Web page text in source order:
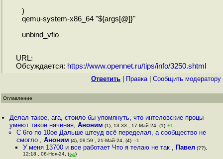
)
qemu-system-x86_64 "${args[@]}"
unbind_vfio
URL:
Обсуждается: https://www.opennet.ru/tips/info/3250.shtml
Ответить Правка| Cообщить модератору
Оглавление
Делал такое, ага, стоило бы упомянуть, что интеловские процы
умеют такое начиная,Аноним (1), 13:33 , 17-Май-24, (1) +1
С 6го по 10ое Дальше штеуд всё переделал, а сообщество не
смогло , Аноним (4), 09:59 , 21-Май-24, (4) –1
У меня 13700 и все работает Что я телаю не так , Павел(??),
12:18 , 06-Ноя-24, (26)